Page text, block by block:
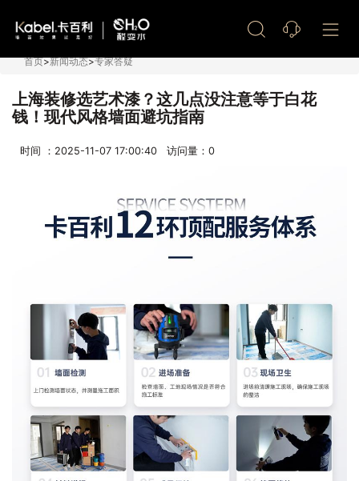
首页>新闻动态>专家答疑
上海装修选艺术漆？这几点没注意等于白花
钱！现代风格墙面避坑指南
时间 ：2025-11-07 17:00:40 访问量： 0